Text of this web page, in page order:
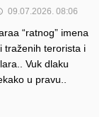
09.07.2026. 08:06
“ratnog” imena
traženih terorista i
Vuk dlaku
u pravu..